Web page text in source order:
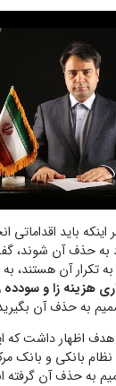
باید اقداماتی
به حذف آن شوند،
هزینه زا و
به حذف آن
اظهار داشت که
بانکی و بانک